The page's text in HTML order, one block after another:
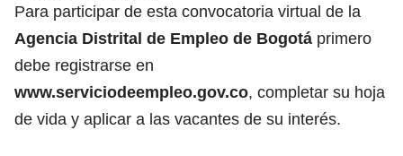
Para participar de esta convocatoria virtual de la
Agencia Distrital de Empleo de Bogotá primero
debe registrarse en
www.serviciodeempleo.gov.co, completar su hoja
de vida y aplicar a las vacantes de su interés.